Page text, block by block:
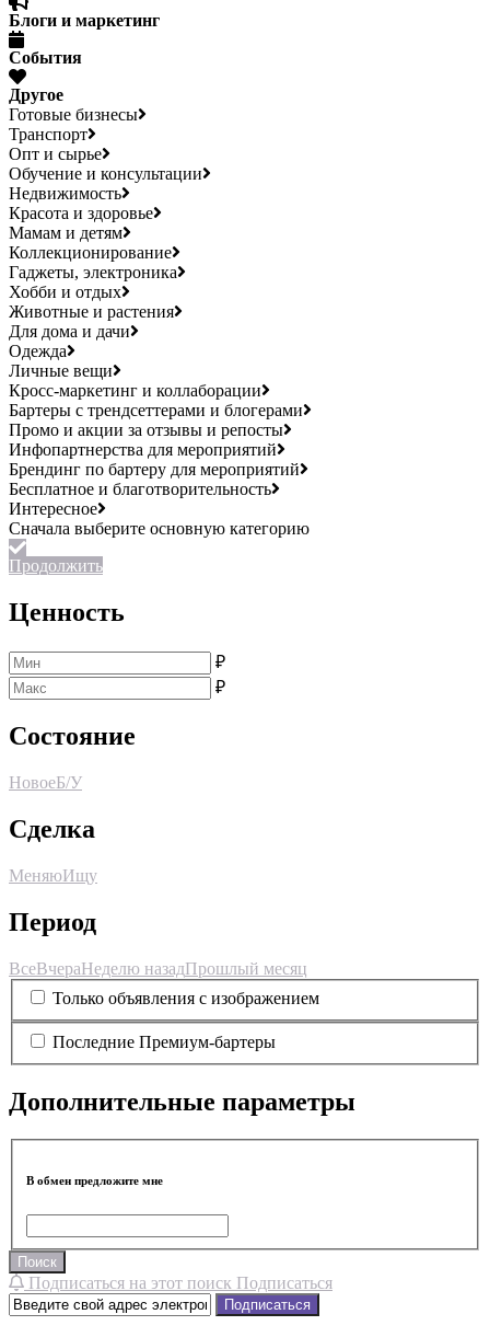
Блоги и маркетинг
События
Другое
Готовые бизнесы
Транспорт
Опт и сырье
Обучение и консультации
Недвижимость
Красота и здоровье
Мамам и детям
Коллекционирование
Гаджеты, электроника
Хобби и отдых
Животные и растения
Для дома и дачи
Одежда
Личные вещи
Кросс-маркетинг и коллаборации
Бартеры с трендсеттерами и блогерами
Промо и акции за отзывы и репосты
Инфопартнерства для мероприятий
Брендинг по бартеру для мероприятий
Бесплатное и благотворительность
Интересное
Продолжить
Ценность
₽
₽
Состояние
НовоеБ/У
Сделка
МеняюИщу
Период
ВсеВчераНеделю назадПрошлый месяц
Только объявления с изображением
Последние Премиум-бартеры
Дополнительные параметры
В обмен предложите мне
Поиск
Подписаться на этот поиск Подписаться
Подписаться